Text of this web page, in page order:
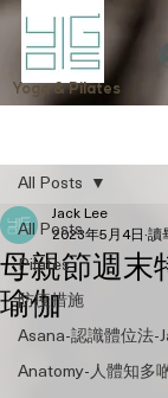
Yoga & Pilates
All Posts
Pilates
防疫措施
Asana-認識體位法-
Anatomy-人體知多
All Posts
母親節週末
瑜伽
Jack Lee
2023年5月4日 讀